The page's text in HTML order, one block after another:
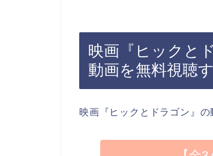
映画『ヒックと
動画を無料視聴
映画『ヒックとドラゴン』